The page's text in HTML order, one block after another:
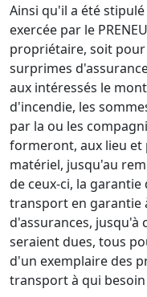
Ainsi qu'il a été
exercée par le
propriétaire, soit pour
surprimes
aux intéressés le
d'incendie, les
par la ou les
formeront, aux lieu et
matériel, jusqu'au
de ceux-ci, la garantie
transport en garantie
d'assurances, jusqu'à
seraient dues, tous
d'un exemplaire des
transport à qui besoin